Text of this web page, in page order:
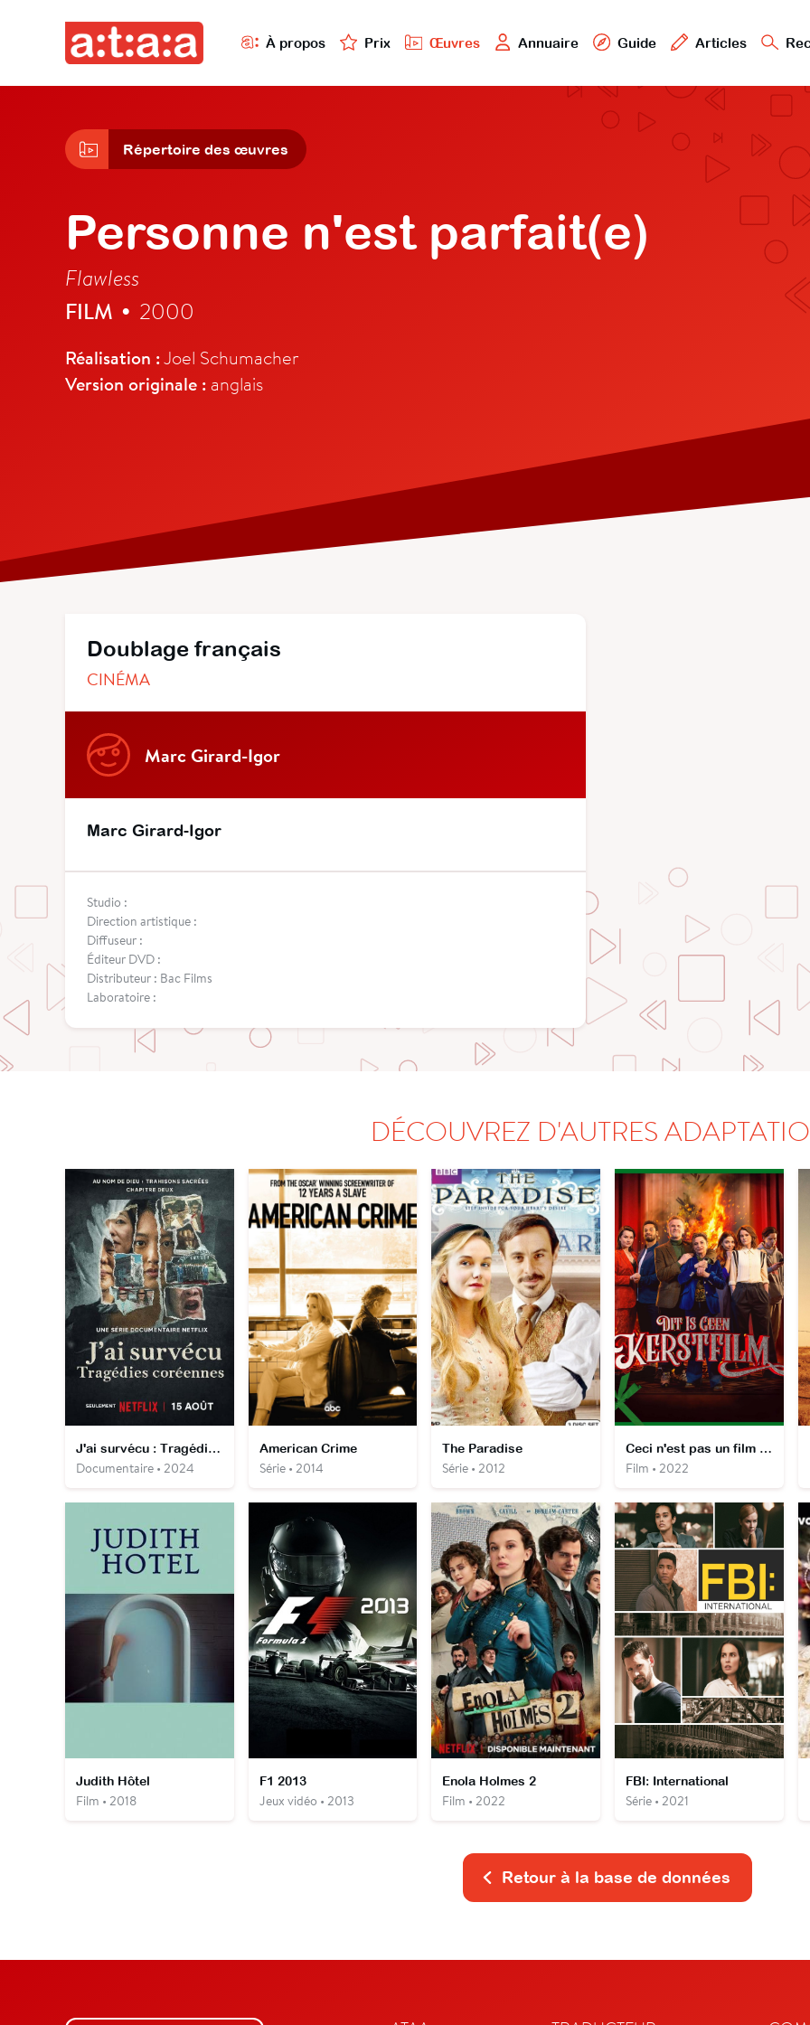
À propos Prix Œuvres Annuaire Guide Articles
Répertoire des œuvres
Personne n'est parfait(e)
Flawless
FILM • 2000
Réalisation :Joel Schumacher
Version originale : anglais
Doublage français
CINÉMA
Marc Girard-Igor
Marc Girard-Igor
Studio :
Direction artistique :
Diffuseur :
Éditeur DVD :
Distributeur : Bac Films
Laboratoire :
DÉCOUVREZ D'AUTRES
J'ai survécu : Tragédies coréennes
Documentaire • 2024
American Crime
Série • 2014
The Paradise
Série • 2012
Ceci n'est pas un film de Noël
Film • 2022
Judith Hôtel
Film • 2018
F1 2013
Jeux vidéo • 2013
Enola Holmes 2
Film • 2022
FBI: International
Série • 2021
Retour à la base de données